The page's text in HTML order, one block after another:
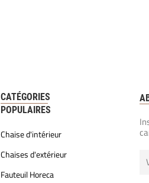
CATÉGORIES
POPULAIRES
Chaise d'intérieur
Chaises d'extérieur
Fauteuil Horeca